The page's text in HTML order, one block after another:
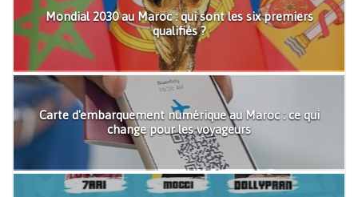
Mondial 2030 au Maroc : qui sont les six premiers
qualifiés ?
Carte d'embarquement numérique au Maroc : ce qui
change pour les voyageurs